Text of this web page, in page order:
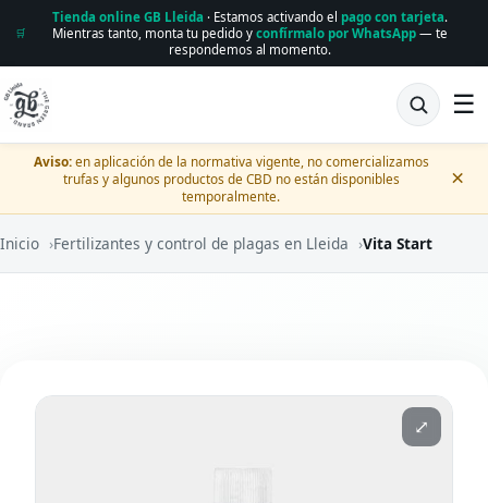
🛒
Tienda online GB Lleida · Estamos activando el pago con tarjeta.
Mientras tanto, monta tu pedido y confírmalo por WhatsApp— te
respondemos al momento.
☰
Aviso:en aplicación de la normativa vigente, no comercializamos
trufas y algunos productos de CBD no están disponibles
temporalmente.
×
Inicio ›Fertilizantes y control de plagas en Lleida ›Vita Start
⤢